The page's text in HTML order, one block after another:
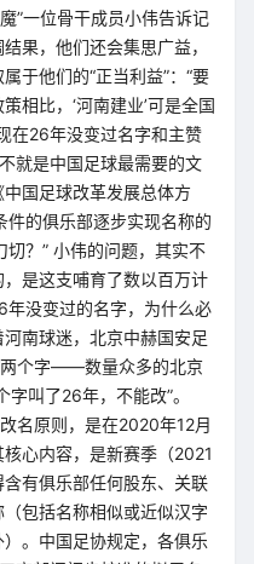
”一位骨干成员小伟告诉记
果，他们还会集思广益，
于他们的“正当利益”：“要
相比，‘河南建业’可是全国
在26年没变过名字和主赞
就是中国足球最需要的文
国足球改革发展总体方
件的俱乐部逐步实现名称的
切？” 小伟的问题，其实不
是这支哺育了数以百万计
没变过的名字，为什么必
南球迷，北京中赫国安足
两个字——数量众多的北京
字叫了26年，不能改”。
名原则，是在2020年12月
心内容，是新赛季（2021
有俱乐部任何股东、关联
包括名称相似或近似汉字
。中国足协规定，各俱乐